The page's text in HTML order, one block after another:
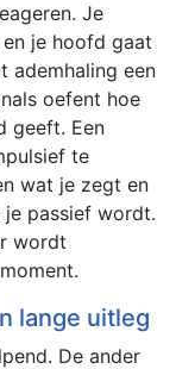
Je
je hoofd gaat
ademhaling een
oefent hoe
geeft. Een
te
wat je zegt en
passief wordt.
wordt
lange uitleg
De ander